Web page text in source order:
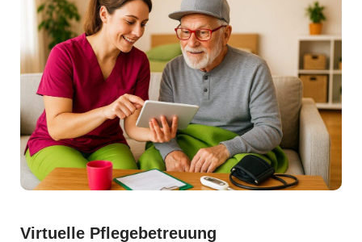
Virtuelle Pflegebetreuung